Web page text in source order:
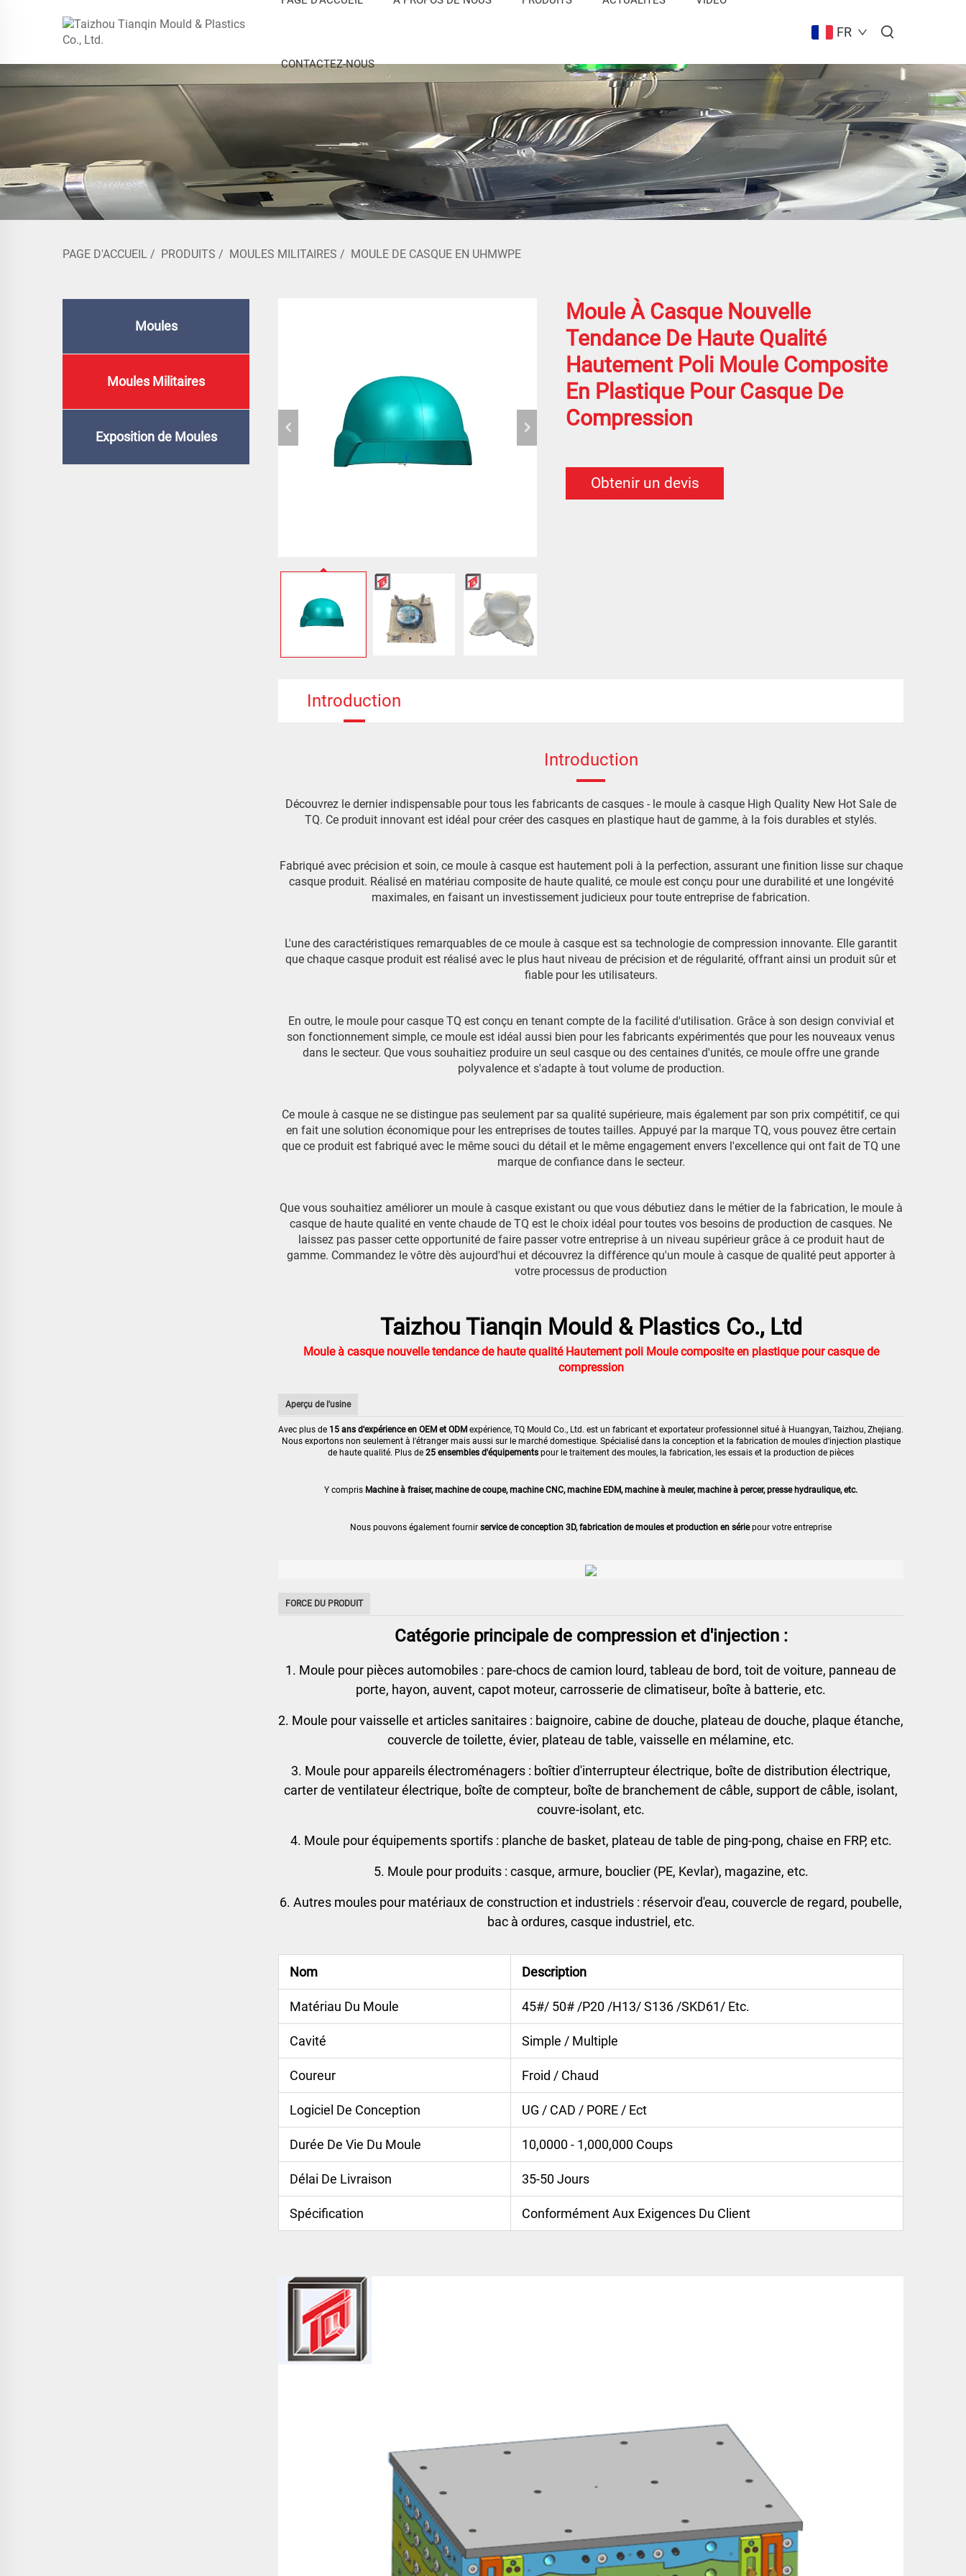
CONTACTEZ-NOUS
FR
PAGE D'ACCUEIL / PRODUITS / MOULES MILITAIRES / MOULE DE CASQUE EN UHMWPE
Moules
Moules Militaires
Exposition de Moules
Moule À Casque Nouvelle
Tendance De Haute Qualité
Hautement Poli Moule Composite
En Plastique Pour Casque De
Compression
Obtenir un devis
Introduction
Introduction
Découvrez le dernier indispensable pour tous les fabricants de casques - le moule à casque High Quality New Hot Sale de
TQ. Ce produit innovant est idéal pour créer des casques en plastique haut de gamme, à la fois durables et stylés.
Fabriqué avec précision et soin, ce moule à casque est hautement poli à la perfection, assurant une finition lisse sur chaque
casque produit. Réalisé en matériau composite de haute qualité, ce moule est conçu pour une durabilité et une longévité
maximales, en faisant un investissement judicieux pour toute entreprise de fabrication.
L'une des caractéristiques remarquables de ce moule à casque est sa technologie de compression innovante. Elle garantit
que chaque casque produit est réalisé avec le plus haut niveau de précision et de régularité, offrant ainsi un produit sûr et
fiable pour les utilisateurs.
En outre, le moule pour casque TQ est conçu en tenant compte de la facilité d'utilisation. Grâce à son design convivial et
son fonctionnement simple, ce moule est idéal aussi bien pour les fabricants expérimentés que pour les nouveaux venus
dans le secteur. Que vous souhaitiez produire un seul casque ou des centaines d'unités, ce moule offre une grande
polyvalence et s'adapte à tout volume de production.
Ce moule à casque ne se distingue pas seulement par sa qualité supérieure, mais également par son prix compétitif, ce qui
en fait une solution économique pour les entreprises de toutes tailles. Appuyé par la marque TQ, vous pouvez être certain
que ce produit est fabriqué avec le même souci du détail et le même engagement envers l'excellence qui ont fait de TQ une
marque de confiance dans le secteur.
Que vous souhaitiez améliorer un moule à casque existant ou que vous débutiez dans le métier de la fabrication, le moule à
casque de haute qualité en vente chaude de TQ est le choix idéal pour toutes vos besoins de production de casques. Ne
laissez pas passer cette opportunité de faire passer votre entreprise à un niveau supérieur grâce à ce produit haut de
gamme. Commandez le vôtre dès aujourd'hui et découvrez la différence qu'un moule à casque de qualité peut apporter à
votre processus de production
Taizhou Tianqin Mould & Plastics Co., Ltd
Moule à casque nouvelle tendance de haute qualité Hautement poli Moule composite en plastique pour casque de
compression
Aperçu de l'usine
Avec plus de 15 ans d'expérience en OEM et ODM expérience, TQ Mould Co., Ltd. est un fabricant et exportateur professionnel situé à Huangyan, Taizhou, Zhejiang.
Nous exportons non seulement à l'étranger mais aussi sur le marché domestique. Spécialisé dans la conception et la fabrication de moules d'injection plastique
de haute qualité. Plus de 25 ensembles d'équipements pour le traitement des moules, la fabrication, les essais et la production de pièces
Y compris Machine à fraiser, machine de coupe, machine CNC, machine EDM, machine à meuler, machine à percer, presse hydraulique, etc.
Nous pouvons également fournir service de conception 3D, fabrication de moules et production en sériepour votre entreprise
FORCE DU PRODUIT
Catégorie principale de compression et d'injection :
1. Moule pour pièces automobiles : pare-chocs de camion lourd, tableau de bord, toit de voiture, panneau de
porte, hayon, auvent, capot moteur, carrosserie de climatiseur, boîte à batterie, etc.
2. Moule pour vaisselle et articles sanitaires : baignoire, cabine de douche, plateau de douche, plaque étanche,
couvercle de toilette, évier, plateau de table, vaisselle en mélamine, etc.
3. Moule pour appareils électroménagers : boîtier d'interrupteur électrique, boîte de distribution électrique,
carter de ventilateur électrique, boîte de compteur, boîte de branchement de câble, support de câble, isolant,
couvre-isolant, etc.
4. Moule pour équipements sportifs : planche de basket, plateau de table de ping-pong, chaise en FRP, etc.
5. Moule pour produits : casque, armure, bouclier (PE, Kevlar), magazine, etc.
6. Autres moules pour matériaux de construction et industriels : réservoir d'eau, couvercle de regard, poubelle,
bac à ordures, casque industriel, etc.
Nom Description
Matériau Du Moule 45#/ 50# /P20 /H13/ S136 /SKD61/ Etc.
Cavité Simple / Multiple
Coureur Froid / Chaud
Logiciel De Conception UG / CAD / PORE / Ect
Durée De Vie Du Moule 10,0000 - 1,000,000 Coups
Délai De Livraison 35-50 Jours
Spécification Conformément Aux Exigences Du Client